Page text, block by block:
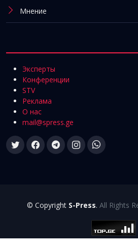
Мнение
Эксперты
Конференции
STV
Реклама
О нас
mail@spress.ge
© Copyright S-Press. All Rights